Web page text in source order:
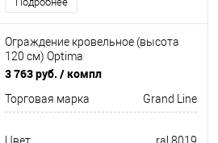
Ограждение кровельное (высота
120 см) Optima
Оцинков+порошковый окрас
3 763 руб. / компл
Торговая марка Grand Line